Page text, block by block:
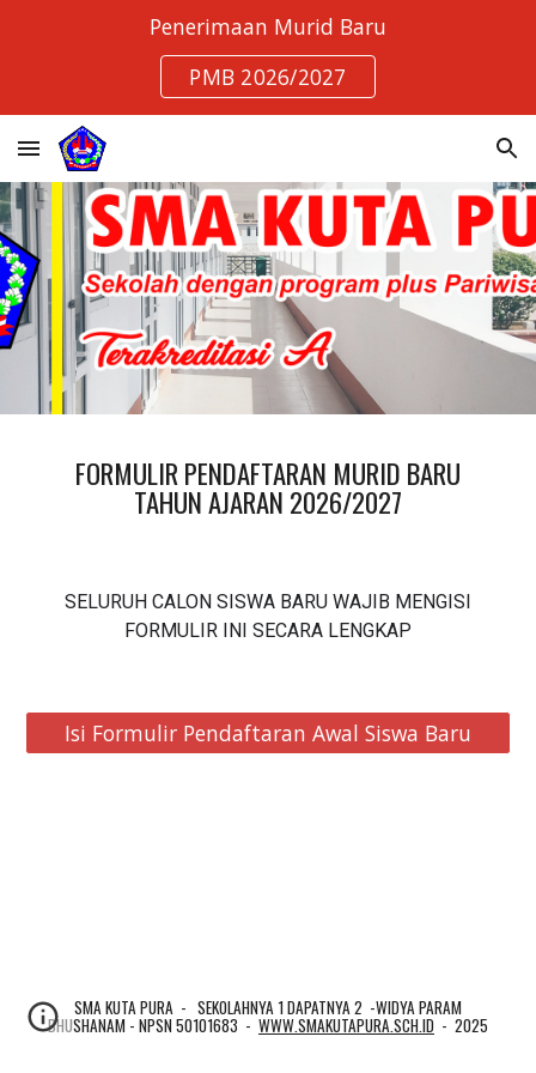
Penerimaan Murid Baru
PMB 2026/2027
FORMULIR PENDAFTARAN MURID BARU
TAHUN AJARAN 2026/2027
SELURUH CALON SISWA BARU WAJIB MENGISI
FORMULIR INI SECARA LENGKAP
Isi Formulir Pendaftaran Awal Siswa Baru
SMA KUTA PURA - SEKOLAHNYA 1 DAPATNYA 2 -WIDYA PARAM
BHUSHANAM - NPSN 50101683 - WWW.SMAKUTAPURA.SCH.ID - 2025